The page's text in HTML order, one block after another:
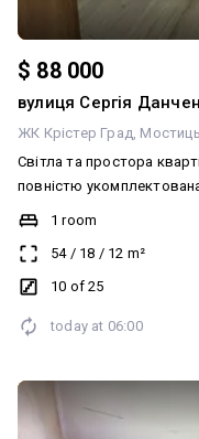
$ 88 000
вулиця Сергія
ЖК Крістер Град
Світла та простора
повністю
Завдяки великому
кімнату, фактично
1 room
54/ 18 / 12 m²
10 of 25
today at 06:00